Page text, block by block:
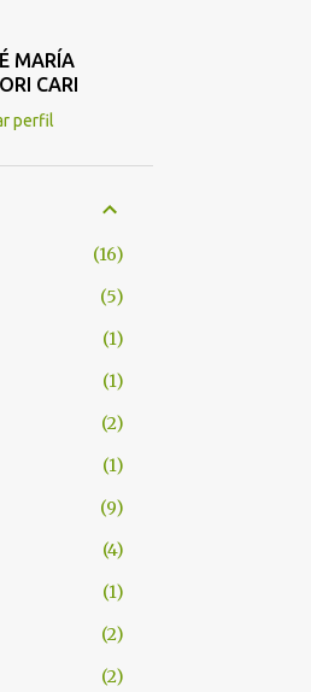
MARÍA
CARI
perfil
16
5
1
1
2
1
9
4
1
2
2